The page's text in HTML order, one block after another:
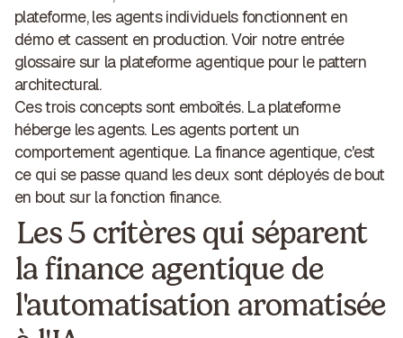
plateforme, les agents individuels fonctionnent en
démo et cassent en production. Voir notre entrée
glossaire sur la plateforme agentiquepour le pattern
architectural.
Ces trois concepts sont emboîtés. La plateforme
héberge les agents. Les agents portent un
comportement agentique. La finance agentique, c'est
ce qui se passe quand les deux sont déployés de bout
en bout sur la fonction finance.
Les 5 critères qui séparent
la finance agentique de
l'automatisation aromatisée